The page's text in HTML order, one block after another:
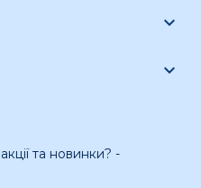


та новинки? -